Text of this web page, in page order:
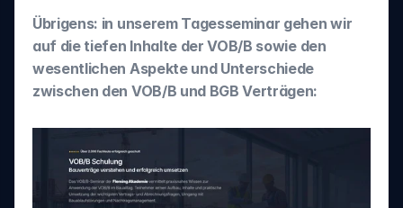
Übrigens: in unserem Tagesseminar gehen wir
auf die tiefen Inhalte der VOB/B sowie den
wesentlichen Aspekte und Unterschiede
zwischen den VOB/B und BGB Verträgen: